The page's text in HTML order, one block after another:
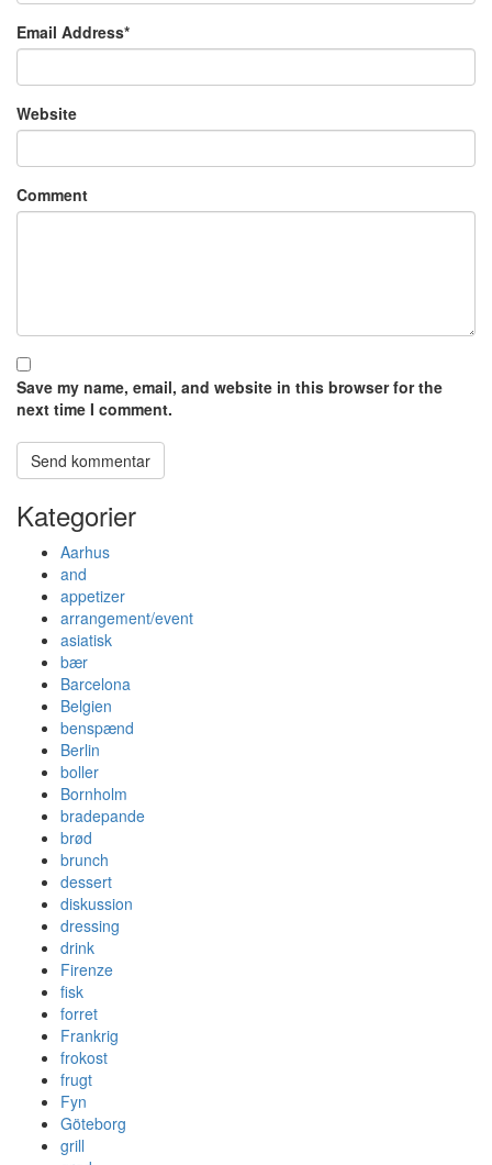
Email Address*
Website
Comment
Save my name, email, and website in this browser for the
next time I comment.
Kategorier
Aarhus
and
appetizer
arrangement/event
asiatisk
bær
Barcelona
Belgien
benspænd
Berlin
boller
Bornholm
bradepande
brød
brunch
dessert
diskussion
dressing
drink
Firenze
fisk
forret
Frankrig
frokost
frugt
Fyn
Göteborg
grill